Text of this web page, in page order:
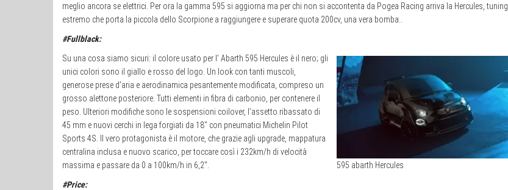
meglio ancora se elettrici. Per ora la gamma 595 si aggiorna ma per chi non si accontenta da Pogea Racing arriva la Hercules, tuning
estremo che porta la piccola dello Scorpione a raggiungere e superare quota 200cv, una vera bomba..
#Fullblack:
595 abarth Hercules
Su una cosa siamo sicuri: il colore usato per l’ Abarth 595 Hercules è il nero; gli
unici colori sono il giallo e rosso del logo. Un look con tanti muscoli,
generose prese d’aria e aerodinamica pesantemente modificata, compreso un
grosso alettone posteriore. Tutti elementi in fibra di carbonio, per contenere il
peso. Ulteriori modifiche sono le sospensioni coilover, l’assetto ribassato di
45 mm e nuovi cerchi in lega forgiati da 18″ con pneumatici Michelin Pilot
Sports 4S. Il vero protagonista è il motore, che grazie agli upgrade, mappatura
centralina inclusa e nuovo scarico, per toccare così i 232km/h di velocità
massima e passare da 0 a 100km/h in 6,2″.
#Price: